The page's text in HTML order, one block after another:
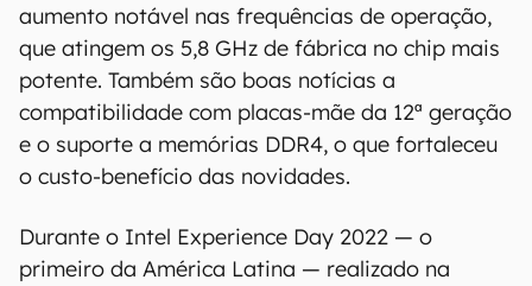
aumento notável nas frequências de operação,
que atingem os 5,8 GHz de fábrica no chip mais
potente. Também são boas notícias a
compatibilidade com placas-mãe da 12ª geração
e o suporte a memórias DDR4, o que fortaleceu
o custo-benefício das novidades.
Durante o Intel Experience Day 2022 — o
primeiro da América Latina — realizado na